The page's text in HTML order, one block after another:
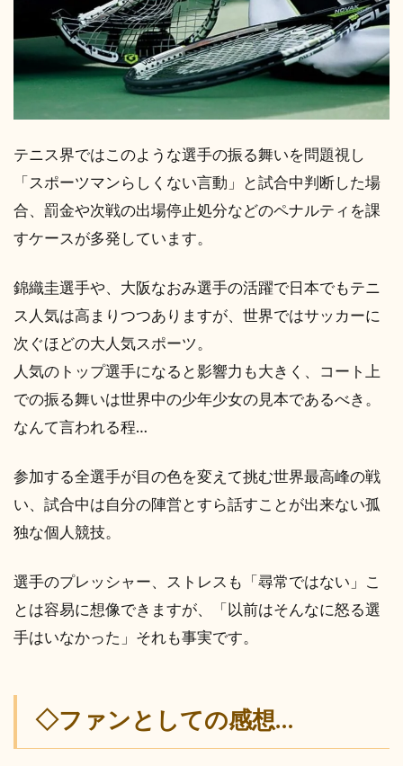
テニス界ではこのような選手の振る舞いを問題視し
「スポーツマンらしくない言動」と試合中判断した場
合、罰金や次戦の出場停止処分などのペナルティを課
すケースが多発しています。
錦織圭選手や、大阪なおみ選手の活躍で日本でもテニ
ス人気は高まりつつありますが、世界ではサッカーに
次ぐほどの大人気スポーツ。
人気のトップ選手になると影響力も大きく、コート上
での振る舞いは世界中の少年少女の見本であるべき。
なんて言われる程…
参加する全選手が目の色を変えて挑む世界最高峰の戦
い、試合中は自分の陣営とすら話すことが出来ない孤
独な個人競技。
選手のプレッシャー、ストレスも「尋常ではない」こ
とは容易に想像できますが、「以前はそんなに怒る選
手はいなかった」それも事実です。
◇ファンとしての感想…